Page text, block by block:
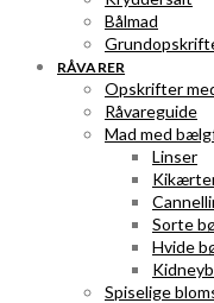
Bålmad
RÅVARER
Opskrifter
Råvareguide
Mad med
Linser
Sorte
Hvide
Spiselige